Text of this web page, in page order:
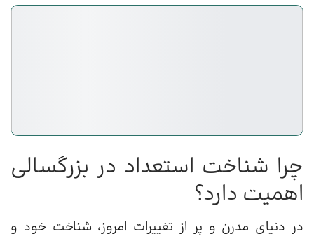
چرا شناخت استعداد در بزرگسالی
اهمیت دارد؟
در دنیای مدرن و پر از تغییرات امروز، شناخت خود و